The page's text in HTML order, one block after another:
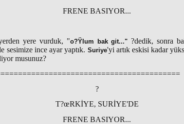
FRENE BASIYOR...
yerden yere vurduk, "o?Ÿlum bak git..." ?dedik, sonra
sesimize ince ayar yaptık. Suriye'yi artık eskisi kadar
musunuz?
?
T?œRKİYE, SURİYE'DE
FRENE BASIYOR...